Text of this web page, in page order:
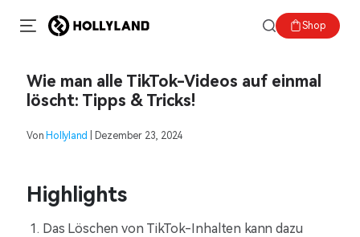
Shop
Wie man alle TikTok-Videos auf einmal
löscht: Tipps & Tricks!
Von Hollyland | Dezember 23, 2024
Highlights
Das Löschen von TikTok-Inhalten kann dazu